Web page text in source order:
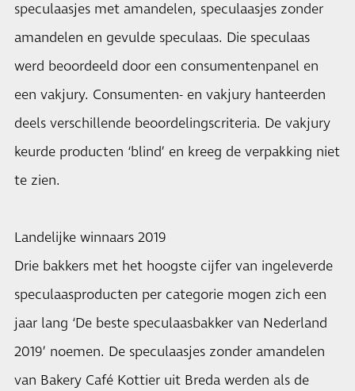
speculaasjes met amandelen, speculaasjes zonder
amandelen en gevulde speculaas. Die speculaas
werd beoordeeld door een consumentenpanel en
een vakjury. Consumenten- en vakjury hanteerden
deels verschillende beoordelingscriteria. De vakjury
keurde producten ‘blind’ en kreeg de verpakking niet
te zien.
Landelijke winnaars 2019
Drie bakkers met het hoogste cijfer van ingeleverde
speculaasproducten per categorie mogen zich een
jaar lang ‘De beste speculaasbakker van Nederland
2019’ noemen. De speculaasjes zonder amandelen
van Bakery Café Kottier uit Breda werden als de